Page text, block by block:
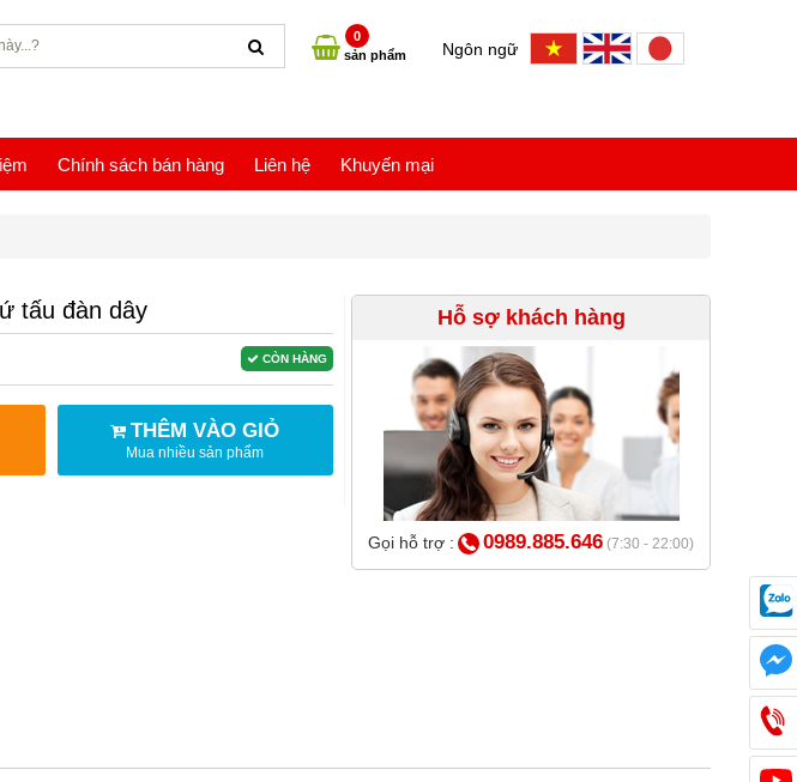
0
sản phẩm
Ngôn ngữ
Chính sách bán hàng Liên hệ Khuyến mại
tấu đàn dây
CÒN HÀNG
THÊM VÀO GIỎ
Mua nhiều sản phẩm
Hỗ sợ khách hàng
Gọi hỗ trợ : 0989.885.646 (7:30 - 22:00)